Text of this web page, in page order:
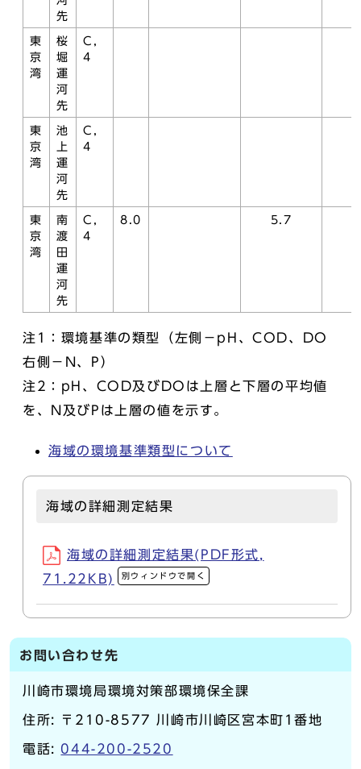
先
東
京
湾
桜
堀
運
河
先
C，
4
東
京
湾
池
上
運
河
先
C，
4
東
京
湾
南
渡
田
運
河
先
C，
4
8.0 5.7
注1：環境基準の類型（左側－pH、COD、DO
右側－N、P）
注2：pH、COD及びDOは上層と下層の平均値
を、N及びPは上層の値を示す。
海域の環境基準類型について
海域の詳細測定結果
海域の詳細測定結果(PDF形式,
71.22KB)
別ウィンドウで開く
お問い合わせ先
川崎市環境局環境対策部環境保全課
住所: 〒210-8577 川崎市川崎区宮本町1番地
電話: 044-200-2520